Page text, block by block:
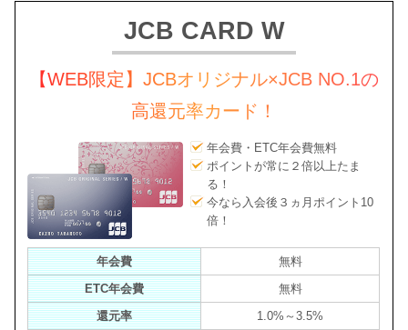
JCB CARD W
【WEB限定】JCBオリジナル×JCB NO.1の
高還元率カード！
年会費・ETC年会費無料
ポイントが常に２倍以上たま
る！
今なら入会後３ヵ月ポイント10
倍！
年会費
無料
ETC年会費
無料
還元率
1.0%～3.5%